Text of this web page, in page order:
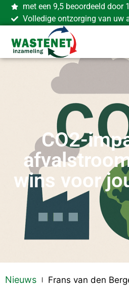
met een 9,5 beoordeeld door
Volledige ontzorging van uw
CO2-
wins voor
Nieuws Frans van den